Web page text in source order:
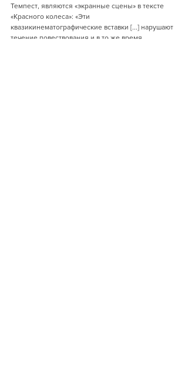
Темпест, являются «экранные сцены» в тексте
«Красного колеса»: «Эти
квазикинематографические вставки [...] нарушают
течение повествования и в то же время